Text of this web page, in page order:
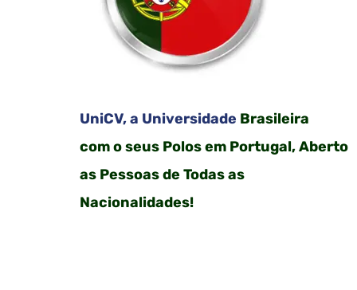
UniCV, a Universidade Brasileira
com o seus Polos em Portugal, Aberto
as Pessoas de Todas as
Nacionalidades!